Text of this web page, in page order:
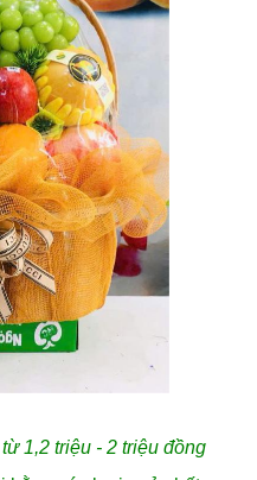
1,2 triệu - 2 triệu đồng